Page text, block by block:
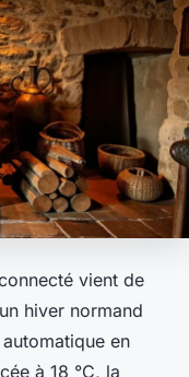
vient de
hiver normand
en
à 18 °C, la